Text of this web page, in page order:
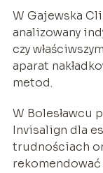
W Gajewska
analizowany
czy
aparat
metod.
W Bolesławcu
Invisalign dla
trudnościach
rekomendować